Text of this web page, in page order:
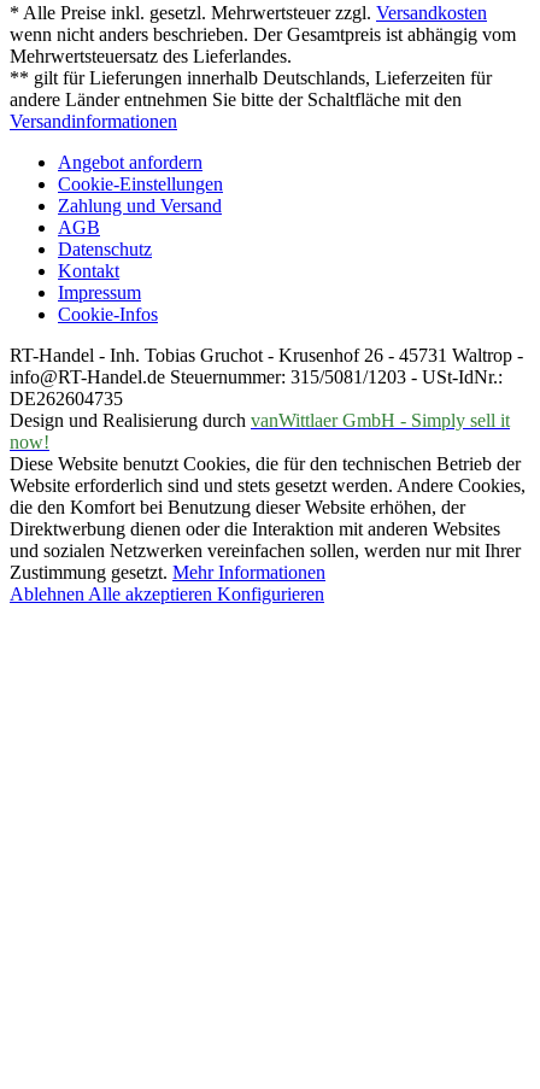
* Alle Preise inkl. gesetzl. Mehrwertsteuer zzgl. Versandkosten
wenn nicht anders beschrieben. Der Gesamtpreis ist abhängig vom
Mehrwertsteuersatz des Lieferlandes.
** gilt für Lieferungen innerhalb Deutschlands, Lieferzeiten für
andere Länder entnehmen Sie bitte der Schaltfläche mit den
Versandinformationen
Angebot anfordern
Cookie-Einstellungen
Zahlung und Versand
AGB
Datenschutz
Kontakt
Impressum
Cookie-Infos
RT-Handel - Inh. Tobias Gruchot - Krusenhof 26 - 45731 Waltrop -
info@RT-Handel.de Steuernummer: 315/5081/1203 - USt-IdNr.:
DE262604735
Design und Realisierung durch vanWittlaer GmbH - Simply sell it
now!
Diese Website benutzt Cookies, die für den technischen Betrieb der
Website erforderlich sind und stets gesetzt werden. Andere Cookies,
die den Komfort bei Benutzung dieser Website erhöhen, der
Direktwerbung dienen oder die Interaktion mit anderen Websites
und sozialen Netzwerken vereinfachen sollen, werden nur mit Ihrer
Zustimmung gesetzt. Mehr Informationen
Ablehnen Alle akzeptieren Konfigurieren